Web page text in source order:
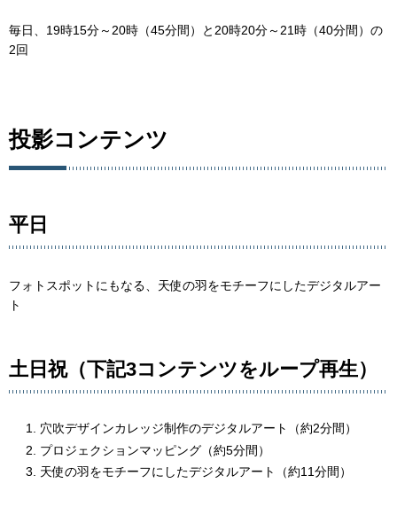
毎日、19時15分～20時（45分間）と20時20分～21時（40分間）の
2回
投影コンテンツ
平日
フォトスポットにもなる、天使の羽をモチーフにしたデジタルアー
ト
土日祝（下記3コンテンツをループ再生）
穴吹デザインカレッジ制作のデジタルアート（約2分間）
プロジェクションマッピング（約5分間）
天使の羽をモチーフにしたデジタルアート（約11分間）